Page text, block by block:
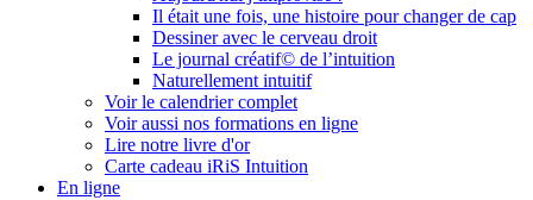
Il était une fois, une histoire pour changer de cap
Dessiner avec le cerveau droit
Le journal créatif© de l’intuition
Naturellement intuitif
Voir le calendrier complet
Voir aussi nos formations en ligne
Lire notre livre d'or
Carte cadeau iRiS Intuition
En ligne